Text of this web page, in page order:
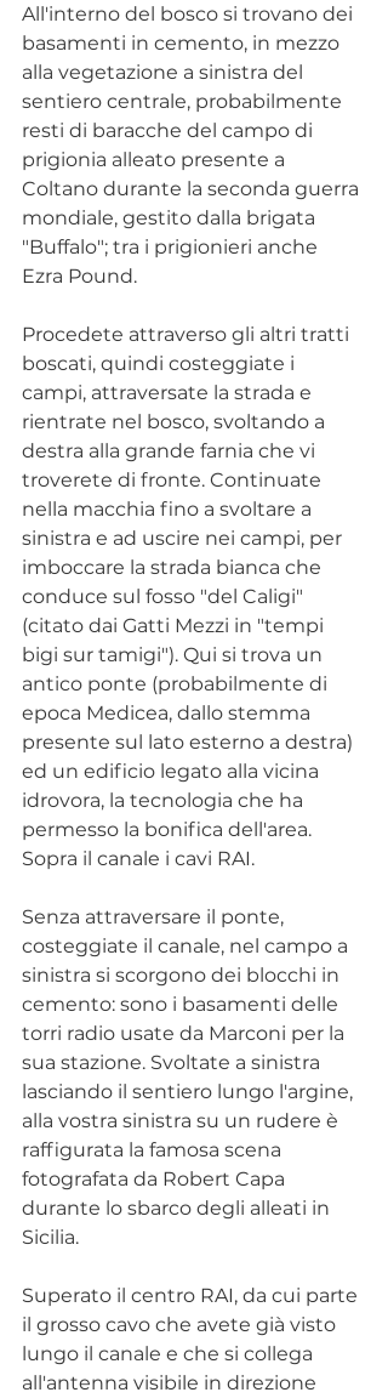
All'interno del bosco si trovano dei
basamenti in cemento, in mezzo
alla vegetazione a sinistra del
sentiero centrale, probabilmente
resti di baracche del campo di
prigionia alleato presente a
Coltano durante la seconda guerra
mondiale, gestito dalla brigata
"Buffalo"; tra i prigionieri anche
Ezra Pound.
Procedete attraverso gli altri tratti
boscati, quindi costeggiate i
campi, attraversate la strada e
rientrate nel bosco, svoltando a
destra alla grande farnia che vi
troverete di fronte. Continuate
nella macchia fino a svoltare a
sinistra e ad uscire nei campi, per
imboccare la strada bianca che
conduce sul fosso "del Caligi"
(citato dai Gatti Mezzi in "tempi
bigi sur tamigi"). Qui si trova un
antico ponte (probabilmente di
epoca Medicea, dallo stemma
presente sul lato esterno a destra)
ed un edificio legato alla vicina
idrovora, la tecnologia che ha
permesso la bonifica dell'area.
Sopra il canale i cavi RAI.
Senza attraversare il ponte,
costeggiate il canale, nel campo a
sinistra si scorgono dei blocchi in
cemento: sono i basamenti delle
torri radio usate da Marconi per la
sua stazione. Svoltate a sinistra
lasciando il sentiero lungo l'argine,
alla vostra sinistra su un rudere è
raffigurata la famosa scena
fotografata da Robert Capa
durante lo sbarco degli alleati in
Sicilia.
Superato il centro RAI, da cui parte
il grosso cavo che avete già visto
lungo il canale e che si collega
all'antenna visibile in direzione